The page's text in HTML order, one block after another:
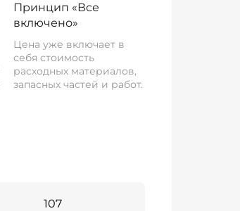
Принцип «Все
включено»
Цена уже включает в
себя стоимость
расходных материалов,
запасных частей и работ.
107